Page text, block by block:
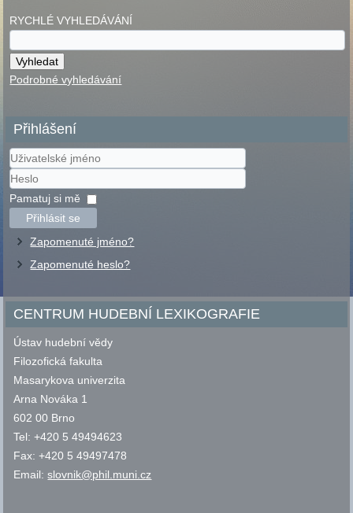
RYCHLÉ VYHLEDÁVÁNÍ
Podrobné vyhledávání
Přihlášení
Uživatelské
jméno
Heslo
Pamatuj si mě
Přihlásit se
Zapomenuté jméno?
Zapomenuté heslo?
CENTRUM HUDEBNÍ LEXIKOGRAFIE
Ústav hudební vědy
Filozofická fakulta
Masarykova univerzita
Arna Nováka 1
602 00 Brno
Tel: +420 5 49494623
Fax: +420 5 49497478
Email:slovnik@phil.muni.cz